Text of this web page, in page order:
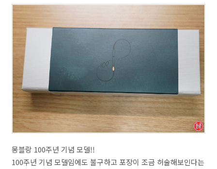
몽블랑 100주년 기념 모델!!
100주년 기념 모델임에도 불구하고 포장이 조금 허술해보인다는